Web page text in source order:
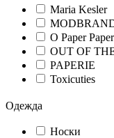
Maria Kesler
O Paper Paper
OUT OF
PAPERIE
Toxicuties
Одежда
Носки